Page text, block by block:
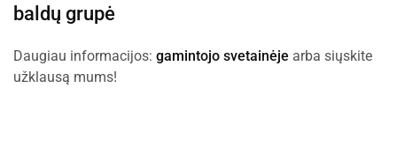
baldų grupė
Daugiau informacijos: gamintojo svetainėje arba siųskite
užklausą mums!